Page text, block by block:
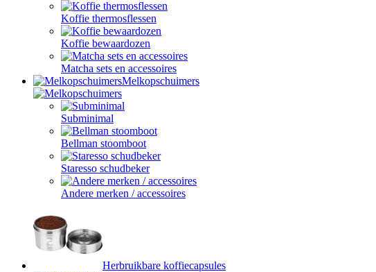
Koffie thermosflessen
Koffie bewaardozen
Matcha sets en accessoires
Melkopschuimers
Subminimal
Bellman stoomboot
Staresso schudbeker
Andere merken / accessoires
Herbruikbare koffiecapsules